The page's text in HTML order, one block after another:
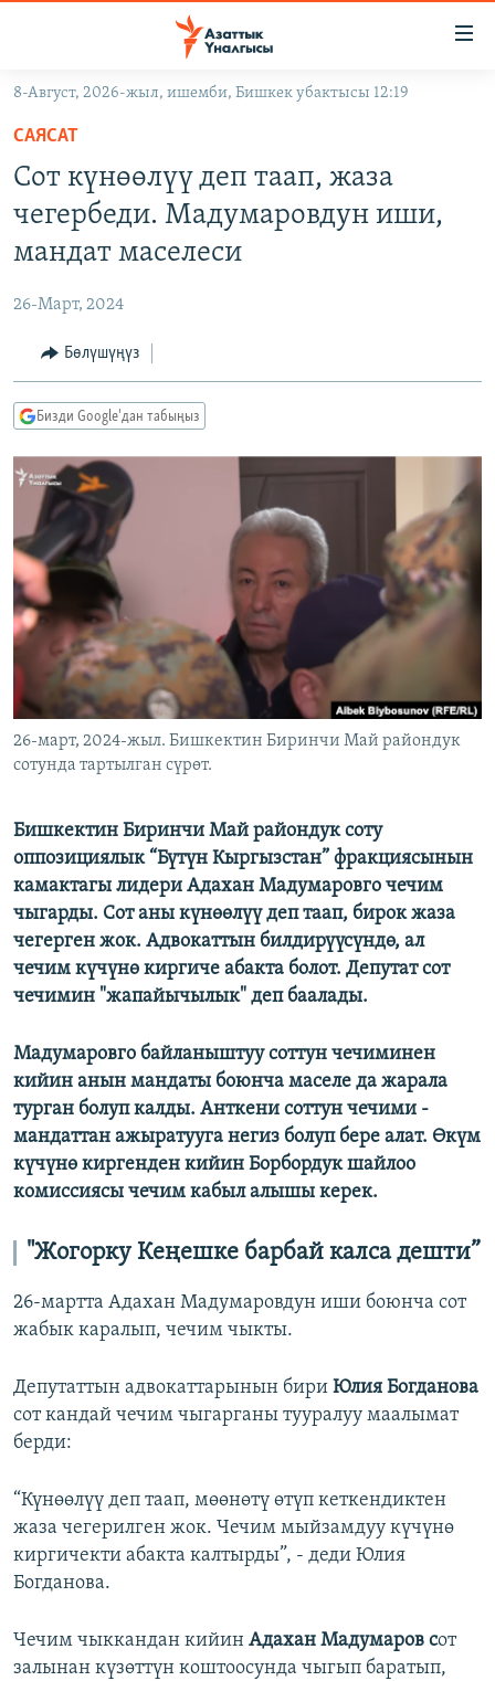
Навигацияга
өтүңүз
Издөөгө
салыңызКЫРГЫЗСТАН
МАДАНИЯТ
УКРАИНА
ТВ ПРОГРАММАЛАР
БҮГҮН АЗАТТЫКТА
ДАНИСТЕ
ЭЖЕ-СИҢДИЛЕР
АЗАТТЫК+
ЫҢГАЙСЫЗ СУРООЛОР
ПОДКАСТ
Русский
ОНЛАЙН ШЕРИНЕ
ЭЕ/АРнун бардык сайттары
8-Август, 2026-жыл, ишемби, Бишкек убактысы 12:19
САЯСАТ
Сот күнөөлүү деп таап, жаза
чегербеди. Мадумаровдун иши,
мандат маселеси
26-Март, 2024
Бөлүшүңүз
Бизди Google'дан табыңыз
26-март, 2024-жыл. Бишкектин Биринчи Май райондук
сотунда тартылган сүрөт.
Бишкектин Биринчи Май райондук соту
оппозициялык “Бүтүн Кыргызстан” фракциясынын
камактагы лидери Адахан Мадумаровго чечим
чыгарды. Сот аны күнөөлүү деп таап, бирок жаза
чегерген жок. Адвокаттын билдирүүсүндө, ал
чечим күчүнө киргиче абакта болот. Депутат сот
чечимин "жапайычылык" деп баалады.
Мадумаровго байланыштуу соттун чечиминен
кийин анын мандаты боюнча маселе да жарала
турган болуп калды. Анткени соттун чечими -
мандаттан ажыратууга негиз болуп бере алат. Өкүм
күчүнө киргенден кийин Борбордук шайлоо
комиссиясы чечим кабыл алышы керек.
"Жогорку Кеңешке барбай калса дешти”
26-мартта Адахан Мадумаровдун иши боюнча сот
жабык каралып, чечим чыкты.
Депутаттын адвокаттарынын бири Юлия Богданова
сот кандай чечим чыгарганы тууралуу маалымат
берди:
“Күнөөлүү деп таап, мөөнөтү өтүп кеткендиктен
жаза чегерилген жок. Чечим мыйзамдуу күчүнө
киргичекти абакта калтырды”, - деди Юлия
Богданова.
Чечим чыккандан кийин Адахан Мадумаров сот
залынан күзөттүн коштоосунда чыгып баратып,